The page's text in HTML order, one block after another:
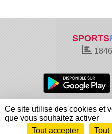
SPORTS
Charte cookies
Informations légales
Envie de participer ?
Ce site utilise des cookies et
que vous souhaitez activer
Tout accepter
Tout